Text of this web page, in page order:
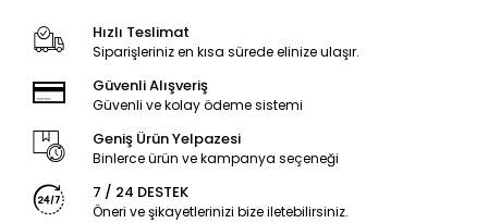
Hızlı Teslimat
Siparişleriniz en kısa sürede elinize ulaşır.
Güvenli Alışveriş
Güvenli ve kolay ödeme sistemi
Geniş Ürün Yelpazesi
Binlerce ürün ve kampanya seçeneği
7 / 24 DESTEK
Öneri ve şikayetlerinizi bize iletebilirsiniz.